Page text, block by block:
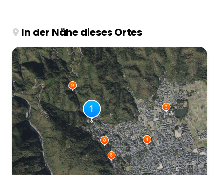
In der Nähe dieses Ortes